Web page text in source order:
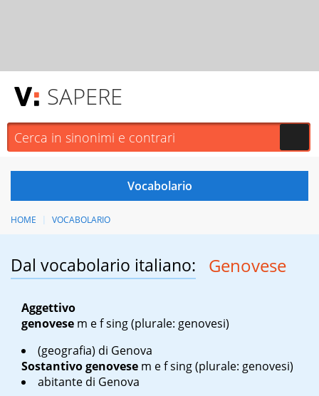
SAPERE
HOME VOCABOLARIO
Dal vocabolario italiano: Genovese
Aggettivo
genovese m ef sing(plurale: genovesi)
(geografia) di Genova
Sostantivogenovese m ef sing(plurale: genovesi)
abitante di Genova